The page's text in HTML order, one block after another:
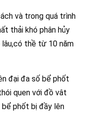
và trong quá trình
thải khó phân hủy
thề từ 10 năm
đại đa số bể phốt
quen với đồ vât
bể phốt bị đầy lên